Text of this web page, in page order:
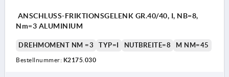
ANSCHLUSS-FRIKTIONSGELENK GR.40/40, I, NB=8,
Nm=3 ALUMINIUM
DREHMOMENT NM =3 TYP=I NUTBREITE=8 M NM=45
Bestellnummer: K2175.030